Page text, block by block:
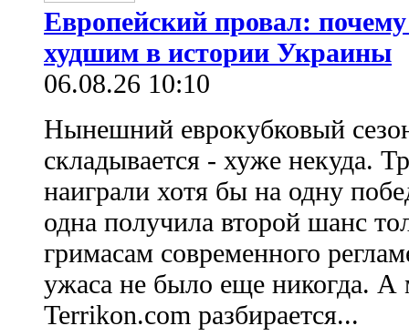
Европейский провал:
худшим в истории Украины
06.08.26 10:10
Нынешний еврокубковый
складывается - хуже некуда.
наиграли хотя бы на одну
одна получила второй шанс
гримасам современного
ужаса не было еще никогда. А
Terrikon.com разбирается...